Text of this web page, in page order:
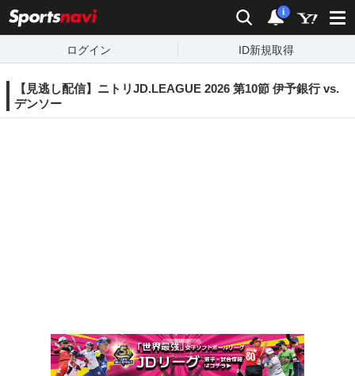
検索 通知
i
ログイン ID新規取得
【見逃し配信】ニトリJD.LEAGUE 2026 第10節 伊予銀行 vs.
デンソー